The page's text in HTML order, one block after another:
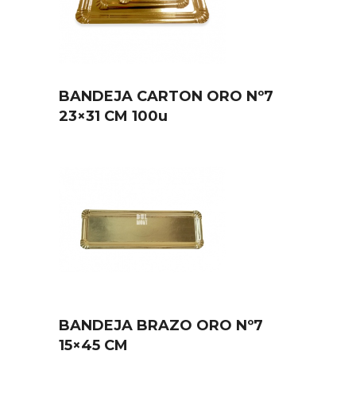
BANDEJA CARTON ORO Nº7
23×31 CM 100u
BANDEJA BRAZO ORO Nº7
15×45 CM